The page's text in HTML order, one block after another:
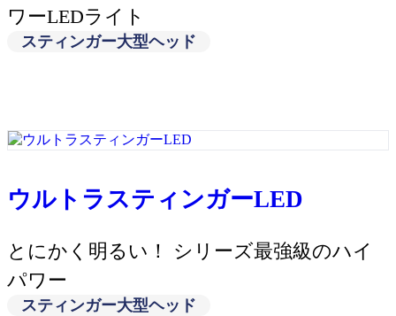
ワーLEDライト
スティンガー大型ヘッド
ウルトラスティンガーLED
とにかく明るい！ シリーズ最強級のハイ
パワー
スティンガー大型ヘッド